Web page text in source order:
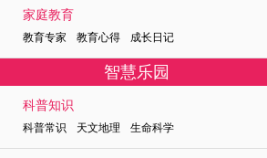
家庭教育
教育专家 教育心得 成长日记
智慧乐园
科普知识
科普常识 天文地理 生命科学